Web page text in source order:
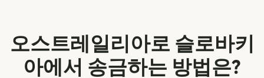
오스트레일리아로 슬로바키
아에서 송금하는 방법은?